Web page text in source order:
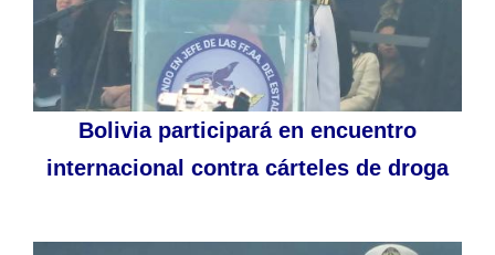
Bolivia participará en encuentro
internacional contra cárteles de droga